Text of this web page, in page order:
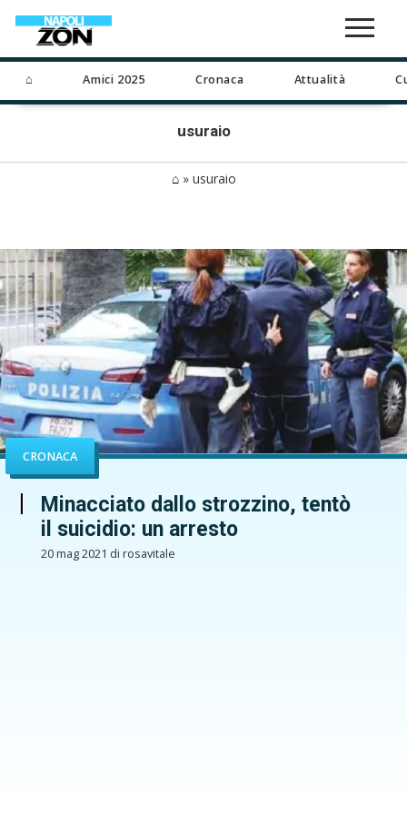
⌂ Amici 2025 Cronaca Attualità
usuraio
⌂» usuraio
CRONACA
Minacciato dallo strozzino, tentò
il suicidio: un arresto
20 mag 2021 di rosavitale